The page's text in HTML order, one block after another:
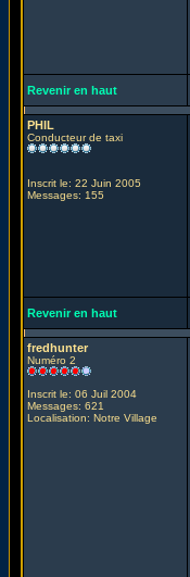
Revenir en haut
PHIL
Conducteur de taxi
Inscrit le: 22 Juin 2005
Messages: 155
Revenir en haut
fredhunter
Numéro 2
Inscrit le: 06 Juil 2004
Messages: 621
Localisation: Notre Village